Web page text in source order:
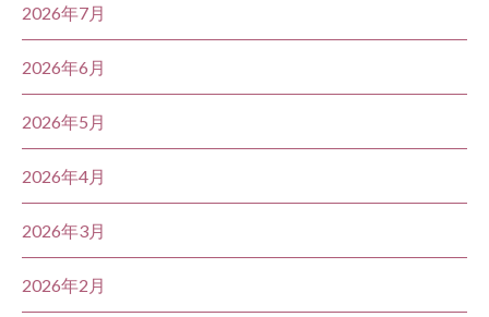
2026年7月
2026年6月
2026年5月
2026年4月
2026年3月
2026年2月